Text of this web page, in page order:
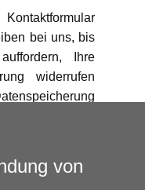
bei uns, bis
Ihre
widerrufen
unberührt.
von